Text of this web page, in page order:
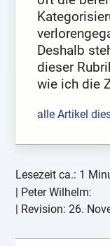
Deshalb
dieser
wie ich die
alle Artikel
Lesezeit ca.: 1
| Peter Wilhelm:
| Revision:26.